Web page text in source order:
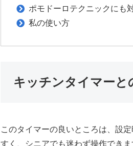
ポモドーロテクニックにも
私の使い方
キッチンタイマーと
このタイマーの良いところは、設
すく、シニアでも迷わず操作できま